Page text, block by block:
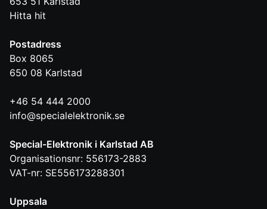
Hitta hit
Postadress
Box 8065
650 08 Karlstad
+46 54 444 2000
info@specialelektronik.se
Special-Elektronik i Karlstad AB
Organisationsnr: 556173-2883
VAT-nr: SE556173288301
Uppsala